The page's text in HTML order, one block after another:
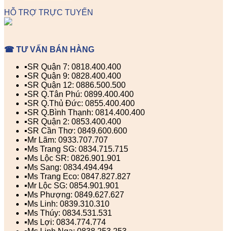
HỖ TRỢ TRỰC TUYẾN
☎ TƯ VẤN BÁN HÀNG
▪️SR Quận 7: 0818.400.400
▪️SR Quận 9: 0828.400.400
▪️SR Quận 12: 0886.500.500
▪️SR Q.Tân Phú: 0899.400.400
▪️SR Q.Thủ Đức: 0855.400.400
▪️SR Q.Bình Thạnh: 0814.400.400
▪️SR Quận 2: 0853.400.400
▪️SR Cần Thơ: 0849.600.600
▪️Mr Lãm: 0933.707.707
▪️Ms Trang SG: 0834.715.715
▪️Ms Lộc SR: 0826.901.901
▪️Ms Sang: 0834.494.494
▪️Ms Trang Eco: 0847.827.827
▪️Mr Lộc SG: 0854.901.901
▪️Ms Phượng: 0849.627.627
▪️Ms Linh: 0839.310.310
▪️Ms Thúy: 0834.531.531
▪️Ms Lợi: 0834.774.774